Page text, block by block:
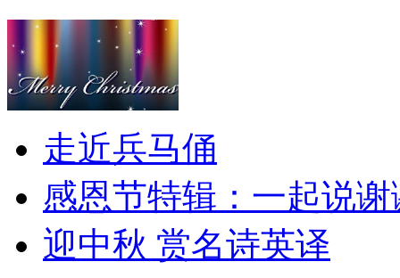
走近兵马俑
感恩节特辑：一起说谢
迎中秋 赏名诗英译